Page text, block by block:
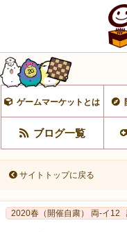
ゲームマーケットとは
ブログ一覧
サイトトップに戻る
2020春（開催自粛） 両-イ12